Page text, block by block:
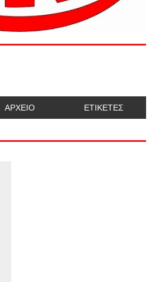
ΑΡΧΕΙΟ ΕΤΙΚΕΤΕΣ